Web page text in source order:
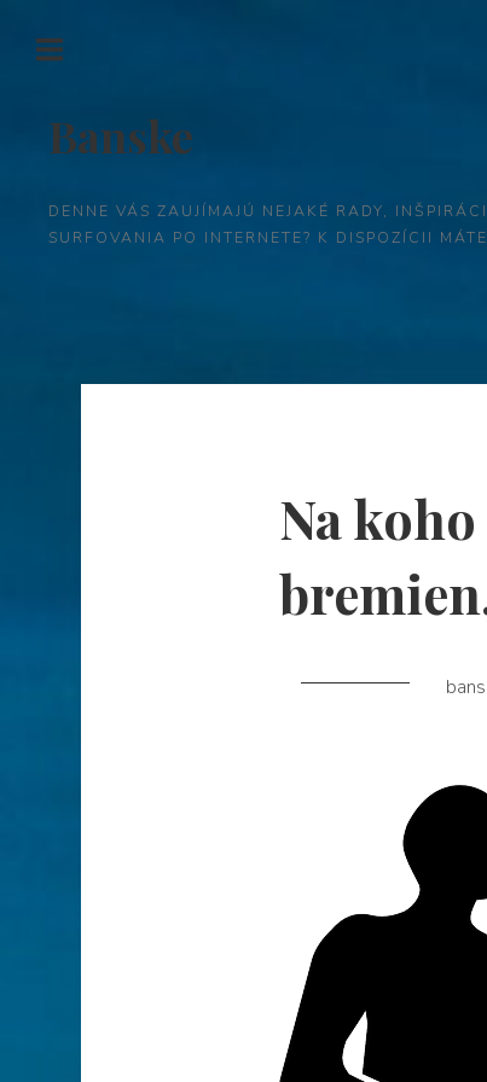
Banske
DENNE VÁS ZAUJÍMAJÚ NEJAKÉ RADY,
SURFOVANIA PO INTERNETE? K DISPOZÍCII
Na